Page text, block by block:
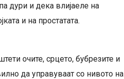
дури и дека влијаеле на
и на простатата.
очите, срцето, бубрезите и
да управуваат со нивото на